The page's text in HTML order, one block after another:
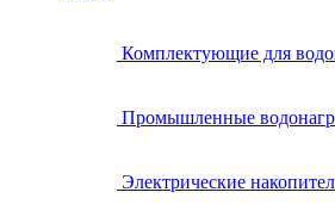
Комплектующие для
Промышленные
Электрические